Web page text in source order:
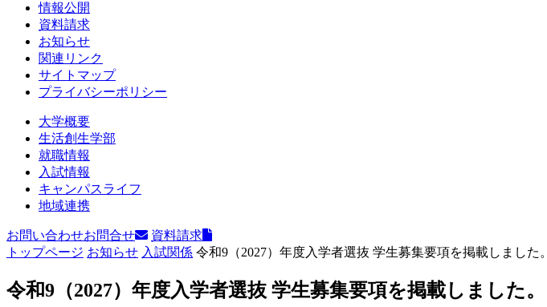
情報公開
資料請求
お知らせ
関連リンク
サイトマップ
プライバシーポリシー
大学概要
生活創生学部
就職情報
入試情報
キャンパスライフ
地域連携
お問い合わせお問合せ
資料請求
トップページ お知らせ 入試関係 令和9（2027）年度入学者選抜 学生募集要項を掲載しました。
令和9（2027）年度入学者選抜 学生募集要項を掲載しました。